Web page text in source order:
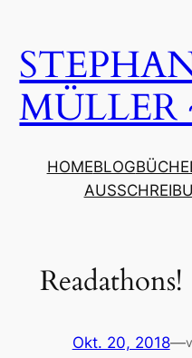
springen
MÜLLER
HOMEBLOG
Readathons!
Okt. 20, 2018—